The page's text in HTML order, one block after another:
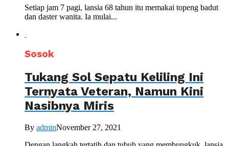
Setiap jam 7 pagi, lansia 68 tahun itu memakai topeng badut
dan daster wanita. Ia mulai...
Sosok
Tukang Sol Sepatu Keliling Ini
Ternyata Veteran, Namun Kini
Nasibnya Miris
By adminNovember 27, 2021